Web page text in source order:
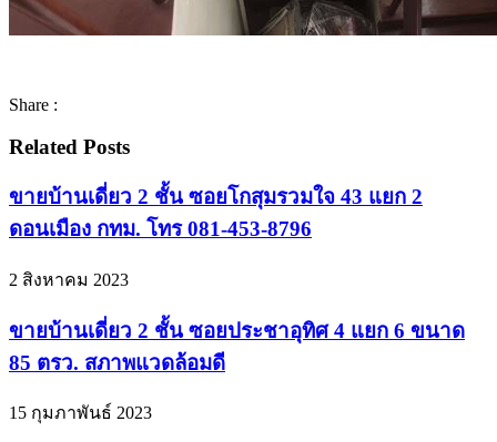
Share :
Related Posts
ขายบ้านเดี่ยว 2 ชั้น ซอยโกสุมรวมใจ 43 แยก 2
ดอนเมือง กทม. โทร 081-453-8796
2 สิงหาคม 2023
ขายบ้านเดี่ยว 2 ชั้น ซอยประชาอุทิศ 4 แยก 6 ขนาด
85 ตรว. สภาพแวดล้อมดี
15 กุมภาพันธ์ 2023